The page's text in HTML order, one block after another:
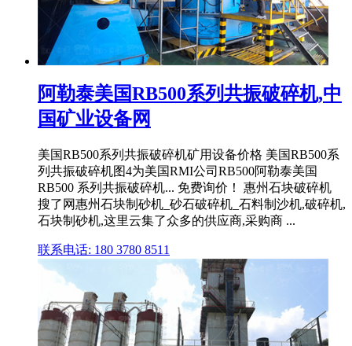
阿勒泰美国RB500系列共振破碎机,中
国矿业设备网
美国RB500系列共振破碎机矿用设备价格 美国RB500系
列共振破碎机图4为美国RMI公司RB500阿勒泰美国
RB500 系列共振破碎机... 免费询价！ 惠州石块破碎机
搜了网惠州石块制砂机_砂石破碎机_石料制沙机,破碎机,
石块制砂机,这里云集了众多的供应商,采购商 ...
联系电话: 180 3780 8511